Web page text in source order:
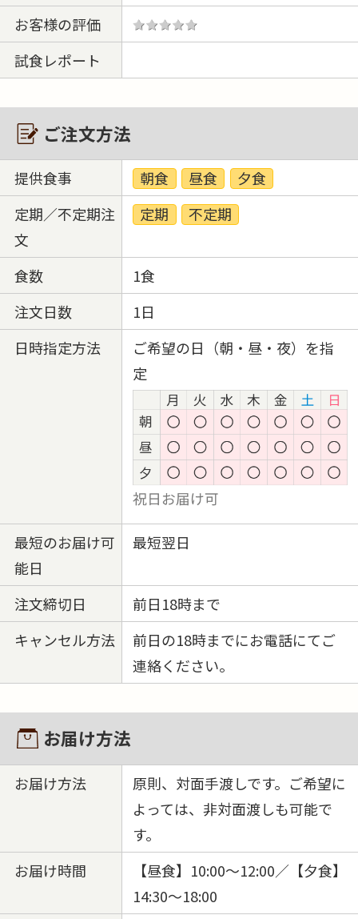
お客様の評価
試食レポート
ご注文方法
提供食事 朝食 昼食
夕食
定期／不定期注
文
定期 不定期
食数
1食
注文日数
1日
日時指定方法
ご希望の日（朝・昼・夜）を指
定
最短のお届け可
能日
最短翌日
注文締切日
前日18時まで
キャンセル方法
前日の18時までにお電話にてご
連絡ください。
お届け方法
お届け方法
原則、対面手渡しです。ご希望に
よっては、非対面渡しも可能で
す。
お届け時間
【昼食】10:00～12:00／【夕食】
14:30～18:00